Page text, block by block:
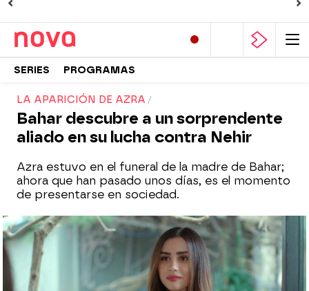
SERIES PROGRAMAS
LA APARICIÓN DE AZRA
Bahar descubre a un sorprendente
aliado en su lucha contra Nehir
Azra estuvo en el funeral de la madre de Bahar;
ahora que han pasado unos días, es el momento
de presentarse en sociedad.